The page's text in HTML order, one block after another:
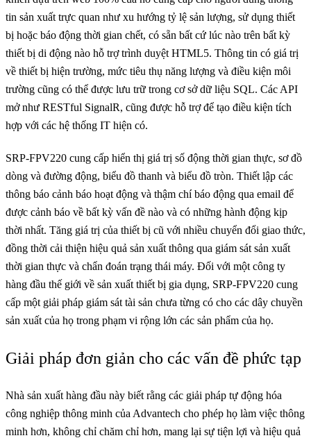
tin sản xuất trực quan như xu hướng tỷ lệ sản lượng, sử dụng thiết
bị hoặc báo động thời gian chết, có sẵn bất cứ lúc nào trên bất kỳ
thiết bị di động nào hỗ trợ trình duyệt HTML5. Thông tin có giá trị
về thiết bị hiện trường, mức tiêu thụ năng lượng và điều kiện môi
trường cũng có thể được lưu trữ trong cơ sở dữ liệu SQL. Các API
mở như RESTful SignalR, cũng được hỗ trợ để tạo điều kiện tích
hợp với các hệ thống IT hiện có.
SRP-FPV220 cung cấp hiển thị giá trị số động thời gian thực, sơ đồ
dòng và đường động, biểu đồ thanh và biểu đồ tròn. Thiết lập các
thông báo cảnh báo hoạt động và thậm chí báo động qua email để
được cảnh báo về bất kỳ vấn đề nào và có những hành động kịp
thời nhất. Tăng giá trị của thiết bị cũ với nhiều chuyển đổi giao thức,
đồng thời cải thiện hiệu quả sản xuất thông qua giám sát sản xuất
thời gian thực và chẩn đoán trạng thái máy. Đối với một công ty
hàng đầu thế giới về sản xuất thiết bị gia dụng, SRP-FPV220 cung
cấp một giải pháp giám sát tài sản chưa từng có cho các dây chuyền
sản xuất của họ trong phạm vi rộng lớn các sản phẩm của họ.
Giải pháp đơn giản cho các vấn đề phức tạp
Nhà sản xuất hàng đầu này biết rằng các giải pháp tự động hóa
công nghiệp thông minh của Advantech cho phép họ làm việc thông
minh hơn, không chỉ chăm chỉ hơn, mang lại sự tiện lợi và hiệu quả